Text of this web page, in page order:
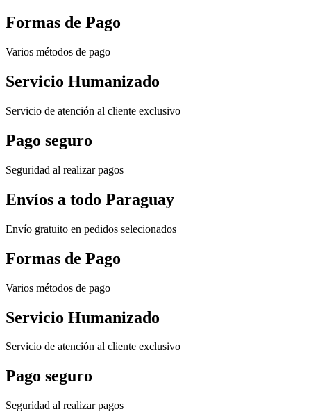
Formas de Pago
Varios métodos de pago
Servicio Humanizado
Servicio de atención al cliente exclusivo
Pago seguro
Seguridad al realizar pagos
Envíos a todo Paraguay
Envío gratuito en pedidos selecionados
Formas de Pago
Varios métodos de pago
Servicio Humanizado
Servicio de atención al cliente exclusivo
Pago seguro
Seguridad al realizar pagos